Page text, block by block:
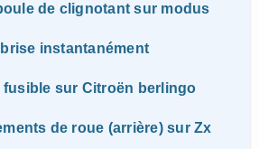
de clignotant sur modus
instantanément
fusible sur Citroën berlingo
de roue (arrière) sur Zx